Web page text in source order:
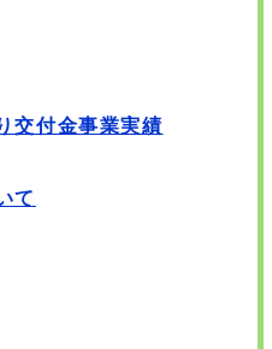
交付金事業実績
て